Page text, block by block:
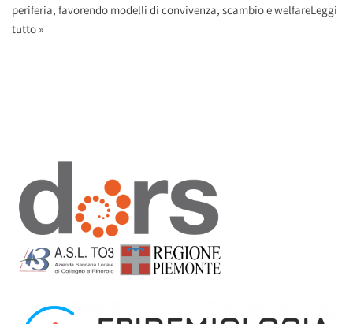
periferia, favorendo modelli di convivenza, scambio e welfareLeggi
tutto »